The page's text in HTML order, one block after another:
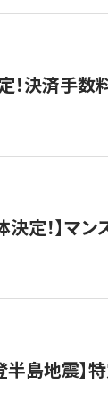
！決済手数
決定！】マ
半島地震】